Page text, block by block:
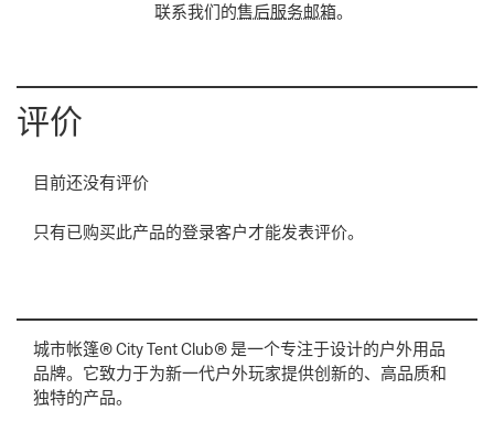
联系我们的售后服务邮箱。
评价
目前还没有评价
只有已购买此产品的登录客户才能发表评价。
城市帐篷® City Tent Club® 是一个专注于设计的户外用品
品牌。它致力于为新一代户外玩家提供创新的、高品质和
独特的产品。